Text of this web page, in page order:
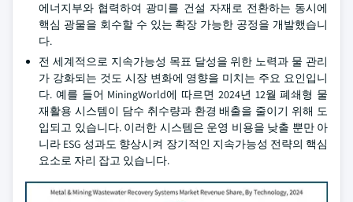
에너지부와 협력하여 광미를 건설 자재로 전환하는 동시에
핵심 광물을 회수할 수 있는 확장 가능한 공정을 개발했습니
다.
전 세계적으로 지속가능성 목표 달성을 위한 노력과 물 관리
가 강화되는 것도 시장 변화에 영향을 미치는 주요 요인입니
다. 예를 들어 MiningWorld에 따르면 2024년 12월 폐쇄형 물
재활용 시스템이 담수 취수량과 환경 배출을 줄이기 위해 도
입되고 있습니다. 이러한 시스템은 운영 비용을 낮출 뿐만 아
니라 ESG 성과도 향상시켜 장기적인 지속가능성 전략의 핵심
요소로 자리 잡고 있습니다.